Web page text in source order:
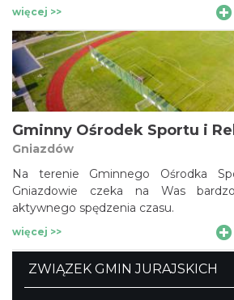
więcej >>
Gniazdów
Na terenie Gminnego Ośrodka
Gniazdowie czeka na Was
aktywnego spędzenia czasu.
więcej >>
ZWIĄZEK GMIN JURAJSKICH